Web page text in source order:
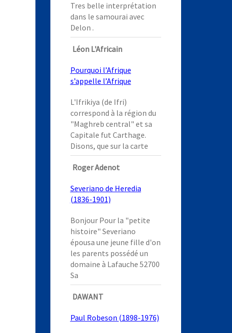
Tres belle interprétation
dans le samourai avec
Delon .
Léon L'Africain
Pourquoi l’Afrique
s’appelle l’Afrique
L'Ifrikiya (de Ifri)
correspond à la région du
"Maghreb central" et sa
Capitale fut Carthage.
Disons, que sur la carte
Roger Adenot
Severiano de Heredia
(1836-1901)
Bonjour Pour la "petite
histoire" Severiano
épousa une jeune fille d'on
les parents possédé un
domaine à Lafauche 52700
Sa
DAWANT
Paul Robeson (1898-1976)